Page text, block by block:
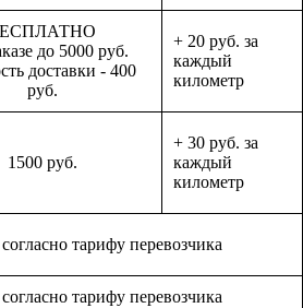
до 5000 руб.
доставки - 400
руб.
+ 20 руб. за
каждый
километр
1500 руб.
+ 30 руб. за
каждый
километр
согласно тарифу перевозчика
согласно тарифу перевозчика